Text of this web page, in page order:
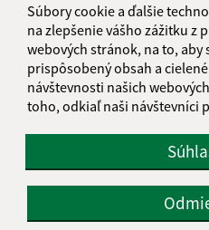
Súbory cookie a ďalšie
na zlepšenie vášho zážitku z
webových stránok, na to, aby
prispôsobený obsah a
návštevnosti našich
toho, odkiaľ naši návštevníci